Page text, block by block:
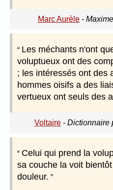
Marc Aurèle -
Les méchants n'ont
voluptueux ont des
; les intéressés ont des
hommes oisifs a des
vertueux ont seuls des
Voltaire - Dictionnaire
Celui qui prend la
sa couche la voit
douleur.